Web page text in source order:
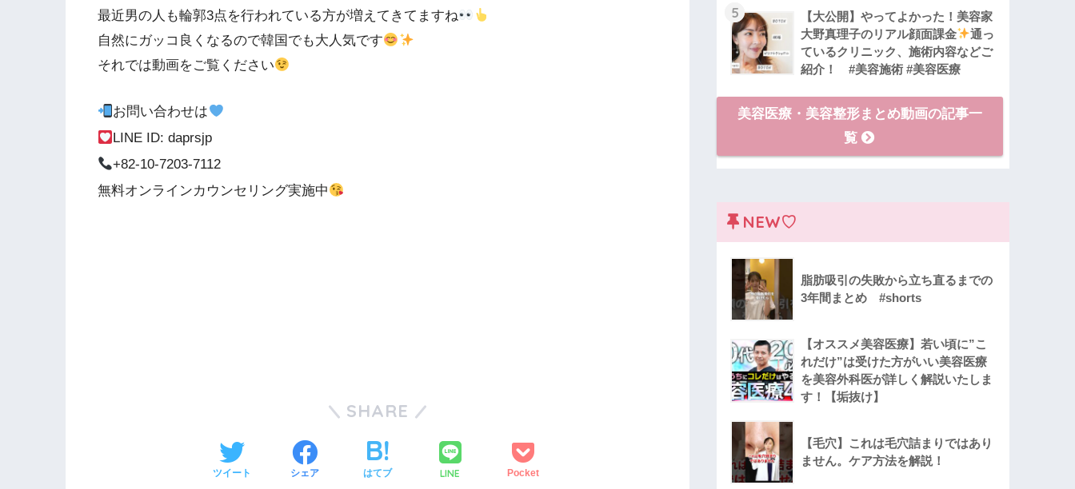
最近男の人も輪郭3点を行われている方が増えてきてますね
自然にガッコ良くなるので韓国でも大人気です
それでは動画をご覧ください
お問い合わせは
LINE ID: daprsjp
+82-10-7203-7112
無料オンラインカウンセリング実施中
SHARE
ツイート シェア はてブ LINE Pocket
5
【大公開】やってよかった！美容家
大野真理子のリアル顔面課金
通っ
ているクリニック、施術内容などご
紹介！ #美容施術 #美容医療
美容医療・美容整形まとめ動画の記事一
覧
NEW♡
脂肪吸引の失敗から立ち直るまでの
3年間まとめ #shorts
【オススメ美容医療】若い頃に”こ
れだけ”は受けた方がいい美容医療
を美容外科医が詳しく解説いたしま
す！【垢抜け】
【毛穴】これは毛穴詰まりではあり
ません。ケア方法を解説！